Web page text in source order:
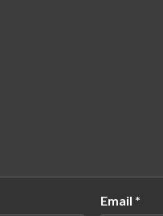
Email *